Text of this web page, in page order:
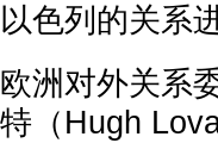
以色列的关系
欧洲对外关系
特（Hugh